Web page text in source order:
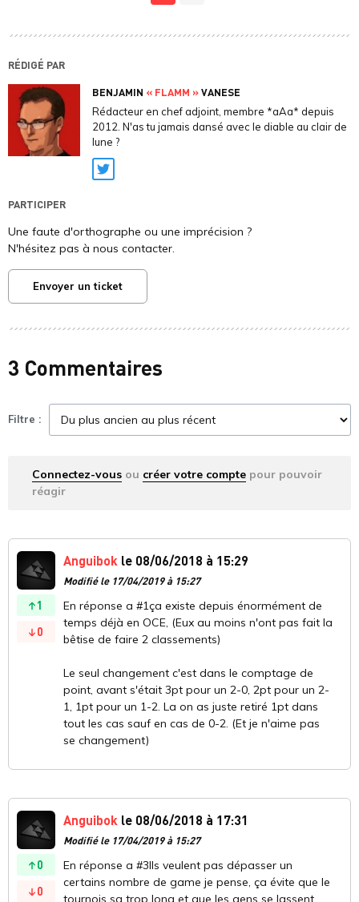
RÉDIGÉ PAR
BENJAMIN « FLAMM »VANESE
Rédacteur en chef adjoint, membre *aAa* depuis
2012. N'as tu jamais dansé avec le diable au clair de
lune ?
Twitter
PARTICIPER
Une faute d'orthographe ou une imprécision ?
N'hésitez pas à nous contacter.
Envoyer un ticket
3 Commentaires
Filtre :
Connectez-vous ou créer votre compte pour pouvoir
réagir
1
0
Anguibok le 08/06/2018 à 15:29
Modifié le 17/04/2019 à 15:27
En réponse a #1ça existe depuis énormément de
temps déjà en OCE, (Eux au moins n'ont pas fait la
bêtise de faire 2 classements)
Le seul changement c'est dans le comptage de
point, avant s'était 3pt pour un 2-0, 2pt pour un 2-
1, 1pt pour un 1-2. La on as juste retiré 1pt dans
tout les cas sauf en cas de 0-2. (Et je n'aime pas
se changement)
0
0
Anguibok le 08/06/2018 à 17:31
Modifié le 17/04/2019 à 15:27
En réponse a #3Ils veulent pas dépasser un
certains nombre de game je pense, ça évite que le
tournois sa trop long et que les gens se lassent